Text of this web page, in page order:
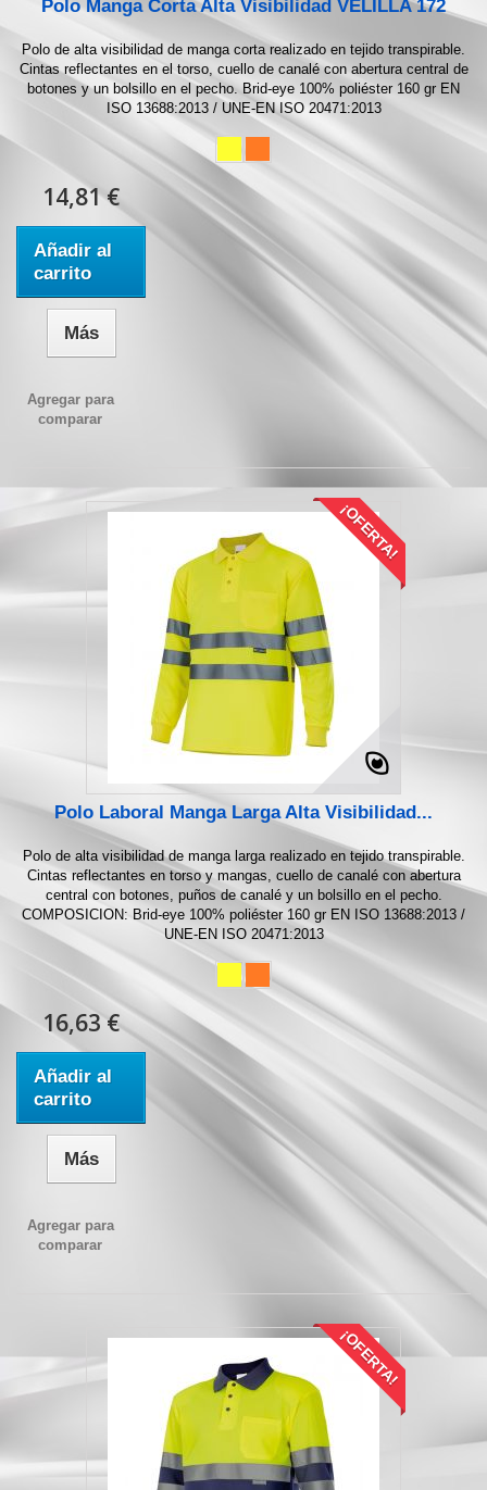
Polo Manga Corta Alta Visibilidad VELILLA 172
Polo de alta visibilidad de manga corta realizado en tejido transpirable.
Cintas reflectantes en el torso, cuello de canalé con abertura central de
botones y un bolsillo en el pecho. Brid-eye 100% poliéster 160 gr EN
ISO 13688:2013 / UNE-EN ISO 20471:2013
14,81 €
Añadir al
carrito
Más
Agregar para
comparar
¡OFERTA!
Polo Laboral Manga Larga Alta Visibilidad...
Polo de alta visibilidad de manga larga realizado en tejido transpirable.
Cintas reflectantes en torso y mangas, cuello de canalé con abertura
central con botones, puños de canalé y un bolsillo en el pecho.
COMPOSICION: Brid-eye 100% poliéster 160 gr EN ISO 13688:2013 /
UNE-EN ISO 20471:2013
16,63 €
Añadir al
carrito
Más
Agregar para
comparar
¡OFERTA!